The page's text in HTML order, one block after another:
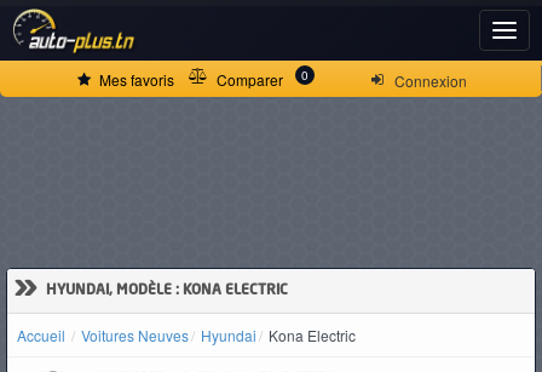
Connexion
Mes favoris Comparer 0
» HYUNDAI, MODÈLE : KONA ELECTRIC
Accueil Voitures Neuves Hyundai Kona Electric
ACCUEIL